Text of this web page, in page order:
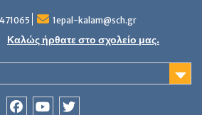
1epal-kalam@sch.gr
Καλώς ήρθατε στο σχολείο μας.